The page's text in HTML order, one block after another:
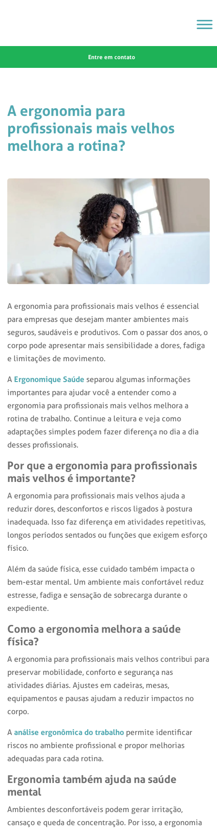
Entre em contato
A ergonomia para
profissionais mais velhos
melhora a rotina?
A ergonomia para profissionais mais velhos é essencial
para empresas que desejam manter ambientes mais
seguros, saudáveis e produtivos. Com o passar dos anos, o
corpo pode apresentar mais sensibilidade a dores, fadiga
e limitações de movimento.
A Ergonomique Saúde separou algumas informações
importantes para ajudar você a entender como a
ergonomia para profissionais mais velhos melhora a
rotina de trabalho. Continue a leitura e veja como
adaptações simples podem fazer diferença no dia a dia
desses profissionais.
Por que a ergonomia para profissionais
mais velhos é importante?
A ergonomia para profissionais mais velhos ajuda a
reduzir dores, desconfortos e riscos ligados à postura
inadequada. Isso faz diferença em atividades repetitivas,
longos períodos sentados ou funções que exigem esforço
físico.
Além da saúde física, esse cuidado também impacta o
bem-estar mental. Um ambiente mais confortável reduz
estresse, fadiga e sensação de sobrecarga durante o
expediente.
Como a ergonomia melhora a saúde
física?
A ergonomia para profissionais mais velhos contribui para
preservar mobilidade, conforto e segurança nas
atividades diárias. Ajustes em cadeiras, mesas,
equipamentos e pausas ajudam a reduzir impactos no
corpo.
A análise ergonômica do trabalho permite identificar
riscos no ambiente profissional e propor melhorias
adequadas para cada rotina.
Ergonomia também ajuda na saúde
mental
Ambientes desconfortáveis podem gerar irritação,
cansaço e queda de concentração. Por isso, a ergonomia